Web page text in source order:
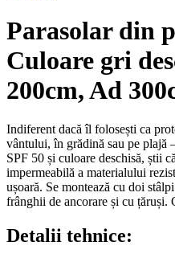
Parasolar din
Culoare gri
200cm, Ad
Indiferent dacă îl folosești ca
vântului, în grădină sau pe plajă
SPF 50 și culoare deschisă, știi
impermeabilă a materialului
ușoară. Se montează cu doi
frânghii de ancorare și cu țăruși.
Detalii tehnice: